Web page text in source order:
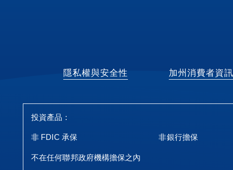
隱私權與安全性 加州消費者資
投資產品：
非 FDIC 承保 非銀行擔保
不在任何聯邦政府機構擔保之內